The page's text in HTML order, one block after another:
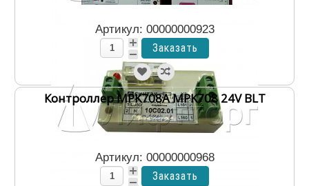
Артикул: 00000000923
Контроллер MPK708A MPK708 24V BLT
Артикул: 00000000968